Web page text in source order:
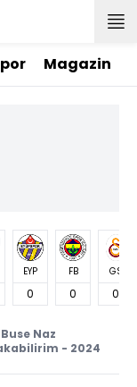
Magazin
EYP
0
FB
0
GS
0
Buse Naz
- 2024